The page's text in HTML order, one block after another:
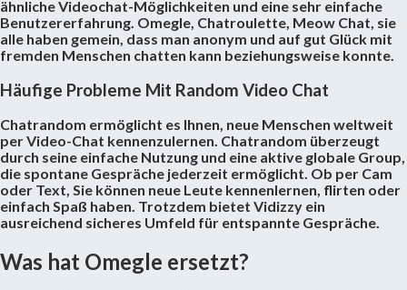
ähnliche Videochat-Möglichkeiten und eine sehr einfache
Benutzererfahrung. Omegle, Chatroulette, Meow Chat, sie
alle haben gemein, dass man anonym und auf gut Glück mit
fremden Menschen chatten kann beziehungsweise konnte.
Häufige Probleme Mit Random Video Chat
Chatrandom ermöglicht es Ihnen, neue Menschen weltweit
per Video-Chat kennenzulernen. Chatrandom überzeugt
durch seine einfache Nutzung und eine aktive globale Group,
die spontane Gespräche jederzeit ermöglicht. Ob per Cam
oder Text, Sie können neue Leute kennenlernen, flirten oder
einfach Spaß haben. Trotzdem bietet Vidizzy ein
ausreichend sicheres Umfeld für entspannte Gespräche.
Was hat Omegle ersetzt?